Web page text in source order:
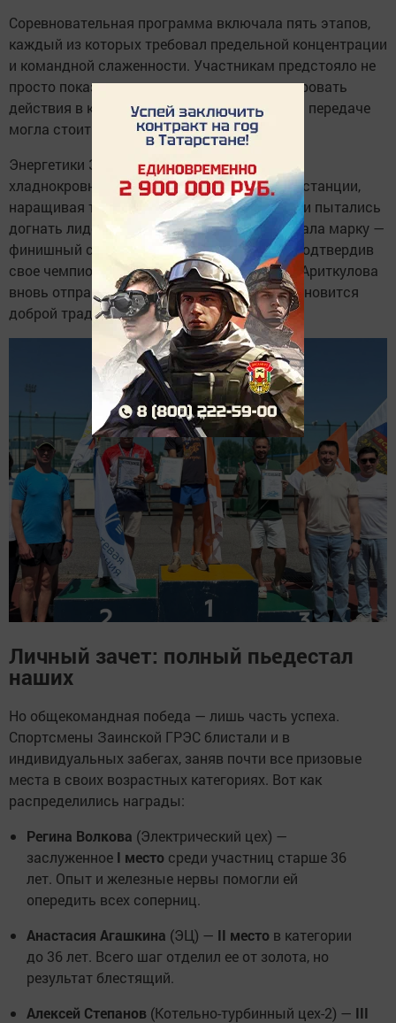
Соревновательная программа включала пять этапов,
каждый из которых требовал предельной концентрации
и командной слаженности. Участникам предстояло не
просто показать скорость, но и синхронизировать
действия в команде — малейшая ошибка на передаче
могла стоить победы.
Энергетики Заинска действовали четко и
хладнокровно. Они уверенно прошли все дистанции,
наращивая темп от этапа к этапу. Соперники пытались
догнать лидера, но заинская команда держала марку —
финишный створ они пересекли первыми, подтвердив
свое чемпионское звание. Кубок имени Р.К. Ариткулова
вновь отправляется в Заинск, и это уже становится
доброй традицией.
Личный зачет: полный пьедестал
наших
Но общекомандная победа — лишь часть успеха.
Спортсмены Заинской ГРЭС блистали и в
индивидуальных забегах, заняв почти все призовые
места в своих возрастных категориях. Вот как
распределились награды:
Регина Волкова (Электрический цех) —
заслуженное I место среди участниц старше 36
лет. Опыт и железные нервы помогли ей
опередить всех соперниц.
Анастасия Агашкина (ЭЦ) — II место в категории
до 36 лет. Всего шаг отделил ее от золота, но
результат блестящий.
Алексей Степанов (Котельно-турбинный цех-2) — III